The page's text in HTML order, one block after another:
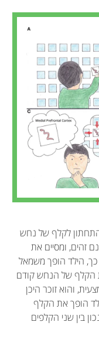
לקלף של נחש
זהים, ומסיים את
הילד הופך משמאל
הקלף של הנחש קודם
והוא זוכר היכן
הופך את הקלף
בין שני הקלפים